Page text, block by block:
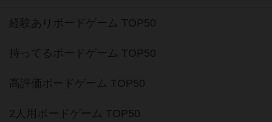
経験ありボードゲーム TOP50
持ってるボードゲーム TOP50
高評価ボードゲーム TOP50
2人用ボードゲーム TOP50